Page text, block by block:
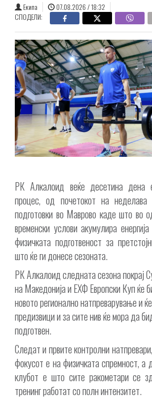
Екипа
07.08.2026 / 18:32
СПОДЕЛИ:
РК Алкалоид веќе десетина дена
процес, од почетокот на
подготовки во Маврово каде што во
временски услови акумулира
физичката подготвеност за
што ќе ги донесе сезоната.
РК Алкалоид следната сезона покрај
на Македонија и ЕХФ Европски Куп ќе
новото регионално натпреварување и
предизвици и за сите нив ќе мора да
подготвен.
Следат и првите контролни
фокусот е на физичката спремност, а
клубот е што сите ракометари се
тренинг работат со полн интензитет.